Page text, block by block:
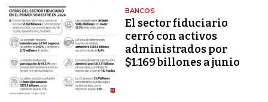
BANCOS
El sector fiduciario
cerró con activos
administrados por
$1.169 billones a junio